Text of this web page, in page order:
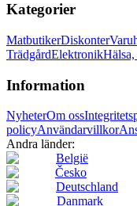
Kategorier
MatbutikerDiskonter
TrädgårdElektronik
Information
NyheterOm oss
policyAnvändarvillkor
Andra länder:
België
Česko
Deutschland
Danmark